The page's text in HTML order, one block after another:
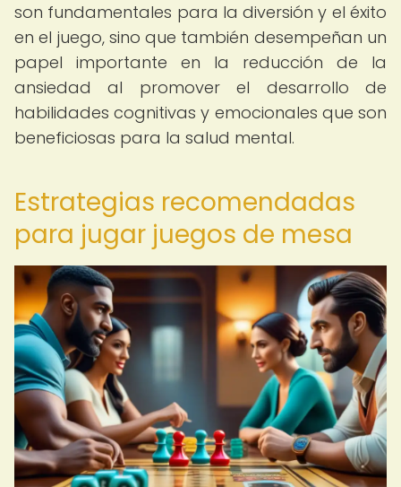
son fundamentales para la diversión y el éxito
en el juego, sino que también desempeñan un
papel importante en la reducción de la
ansiedad al promover el desarrollo de
habilidades cognitivas y emocionales que son
beneficiosas para la salud mental.
Estrategias recomendadas
para jugar juegos de mesa